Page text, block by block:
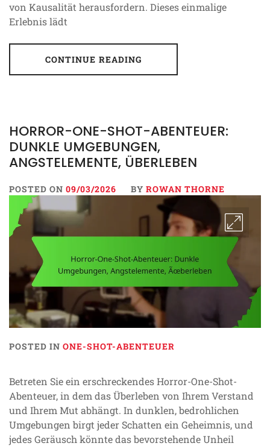
von Kausalität herausfordern. Dieses einmalige
Erlebnis lädt
CONTINUE READING
HORROR-ONE-SHOT-ABENTEUER:
DUNKLE UMGEBUNGEN,
ANGSTELEMENTE, ÜBERLEBEN
POSTED ON 09/03/2026 BY ROWAN THORNE
POSTED IN ONE-SHOT-ABENTEUER
Betreten Sie ein erschreckendes Horror-One-Shot-
Abenteuer, in dem das Überleben von Ihrem Verstand
und Ihrem Mut abhängt. In dunklen, bedrohlichen
Umgebungen birgt jeder Schatten ein Geheimnis, und
jedes Geräusch könnte das bevorstehende Unheil